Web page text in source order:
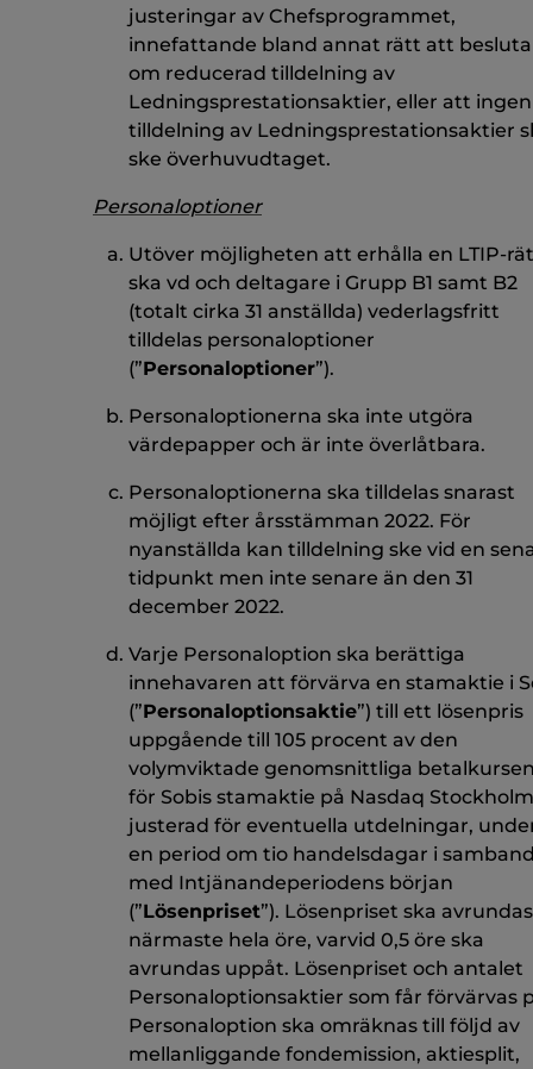
justeringar av Chefsprogrammet,
innefattande bland annat rätt att besluta
om reducerad tilldelning av
Ledningsprestationsaktier, eller att ingen
tilldelning av Ledningsprestationsaktier
ske överhuvudtaget.
Personaloptioner
Utöver möjligheten att erhålla en LTIP-
ska vd och deltagare i Grupp B1 samt B2
(totalt cirka 31 anställda) vederlagsfritt
tilldelas personaloptioner
(”Personaloptioner”).
Personaloptionerna ska inte utgöra
värdepapper och är inte överlåtbara.
Personaloptionerna ska tilldelas snarast
möjligt efter årsstämman 2022. För
nyanställda kan tilldelning ske vid en
tidpunkt men inte senare än den 31
december 2022.
Varje Personaloption ska berättiga
innehavaren att förvärva en stamaktie i
(”Personaloptionsaktie”) till ett lösenpris
uppgående till 105 procent av den
volymviktade genomsnittliga
för Sobis stamaktie på Nasdaq
justerad för eventuella utdelningar,
en period om tio handelsdagar i
med Intjänandeperiodens början
(”Lösenpriset”). Lösenpriset ska
närmaste hela öre, varvid 0,5 öre ska
avrundas uppåt. Lösenpriset och antalet
Personaloptionsaktier som får förvärvas
Personaloption ska omräknas till följd av
mellanliggande fondemission, aktiesplit,